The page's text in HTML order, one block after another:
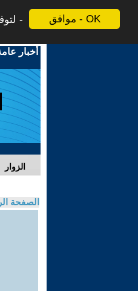
موافق - OK
أخبار
الزوار
الصفحة